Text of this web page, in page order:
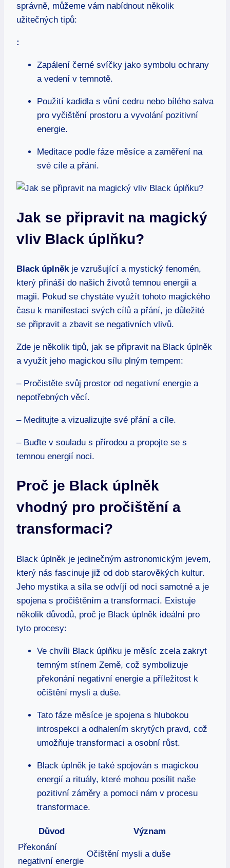
správně, můžeme vám nabídnout několik
užitečných tipů:
:
Zapálení černé svíčky jako symbolu ochrany
a vedení v temnotě.
Použití kadidla s vůní cedru nebo bílého salva
pro vyčištění prostoru a vyvolání pozitivní
energie.
Meditace podle fáze měsíce a zaměření na
své cíle a přání.
Jak se připravit na magický
vliv Black úplňku?
Black úplněkje vzrušující a mystický fenomén,
který přináší do našich životů temnou energii a
magii. Pokud se chystáte využít tohoto magického
času k manifestaci svých cílů a přání, je důležité
se připravit a zbavit se negativních vlivů.
Zde je několik tipů, jak se připravit na Black úplněk
a využít jeho magickou sílu plným tempem:
– Pročistěte svůj prostor od negativní energie a
nepotřebných věcí.
– Meditujte a vizualizujte své přání a cíle.
– Buďte v souladu s přírodou a propojte se s
temnou energií noci.
Proč je Black úplněk
vhodný pro pročištění a
transformaci?
Black úplněk je jedinečným astronomickým jevem,
který nás fascinuje již od dob starověkých kultur.
Jeho mystika a síla se odvíjí od noci samotné a je
spojena s pročištěním a transformací. Existuje
několik důvodů, proč je Black úplněk ideální pro
tyto procesy:
Ve chvíli Black úplňku je měsíc zcela zakryt
temným stínem Země, což symbolizuje
překonání negativní energie a příležitost k
očištění mysli a duše.
Tato fáze měsíce je spojena s hlubokou
introspekci a odhalením skrytých pravd, což
umožňuje transformaci a osobní růst.
Black úplněk je také spojován s magickou
energií a rituály, které mohou posílit naše
pozitivní záměry a pomoci nám v procesu
transformace.
Důvod
Význam
Překonání
negativní energie
Očištění mysli a duše